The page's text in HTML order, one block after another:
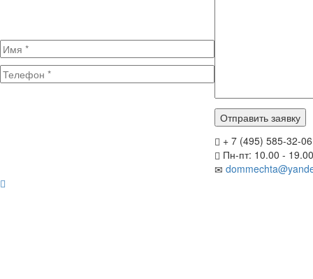
+ 7 (495) 585-32-06
Пн-пт: 10.00 - 19.00